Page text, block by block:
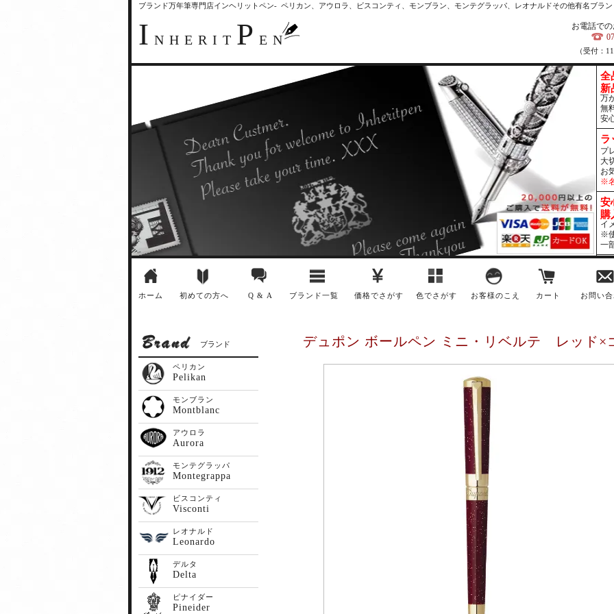
ブランド万年筆専門店インヘリットペン- ペリカン、アウロラ、ビスコンティ、モンブラン、モンテグラッパ、レオナルドその他有名ブラ
I NHERIT P EN
お電話で
（受付：
全
新
万
無
安
ラ
プ
大
お
※
安
購
イ
※
一
ホーム 初めての方へ Q & A ブランド一覧 価格でさがす 色でさがす お客様のこえ カート お問い
デュポン ボールペン ミニ・リベルテ レッド×
ブランド
ペリカン
Pelikan
モンブラン
Montblanc
アウロラ
Aurora
モンテグラッパ
Montegrappa
ビスコンティ
Visconti
レオナルド
Leonardo
デルタ
Delta
ピナイダー
Pineider